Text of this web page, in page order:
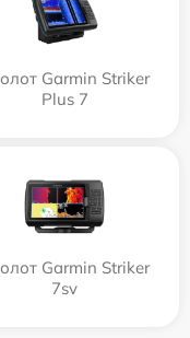
Garmin Striker
Plus 7
Garmin Striker
7sv